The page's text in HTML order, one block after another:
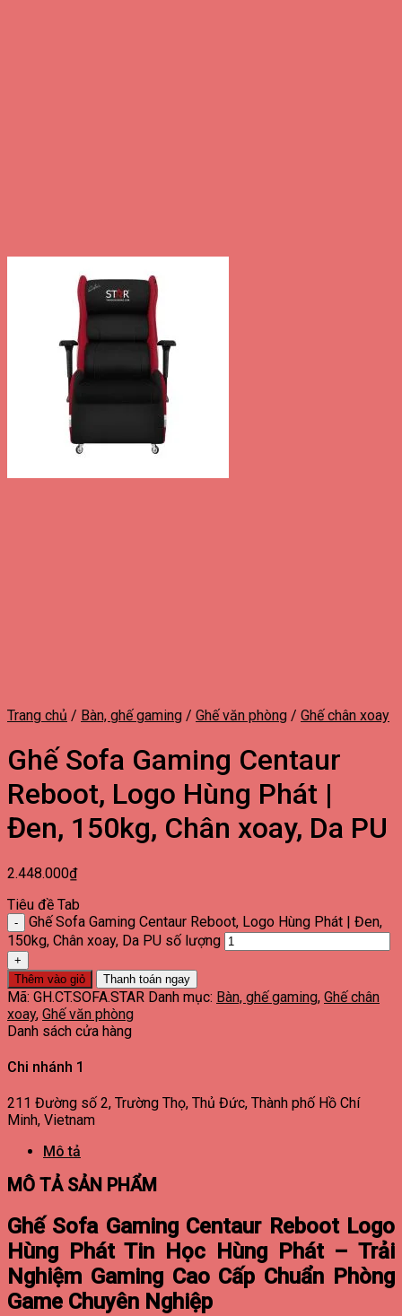
Trang chủ / Bàn, ghế gaming / Ghế văn phòng / Ghế chân xoay
Ghế Sofa Gaming Centaur
Reboot, Logo Hùng Phát |
Đen, 150kg, Chân xoay, Da PU
2.448.000₫
Tiêu đề Tab
Ghế Sofa Gaming Centaur Reboot, Logo Hùng Phát | Đen,
150kg, Chân xoay, Da PU số lượng
Thêm vào giỏ Thanh toán ngay
Mã: GH.CT.SOFA.STAR Danh mục: Bàn, ghế gaming, Ghế chân
xoay, Ghế văn phòng
Danh sách cửa hàng
Chi nhánh 1
211 Đường số 2, Trường Thọ, Thủ Đức, Thành phố Hồ Chí
Minh, Vietnam
Mô tả
MÔ TẢ SẢN PHẨM
Ghế Sofa Gaming Centaur Reboot Logo
Hùng Phát Tin Học Hùng Phát – Trải
Nghiệm Gaming Cao Cấp Chuẩn Phòng
Game Chuyên Nghiệp